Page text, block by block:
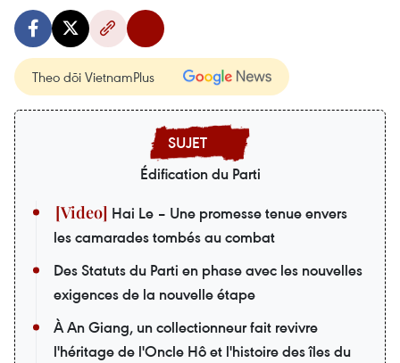
Theo dõi VietnamPlus
Édification du Parti
Hai Le – Une promesse tenue envers
les camarades tombés au combat
Des Statuts du Parti en phase avec les nouvelles
exigences de la nouvelle étape
À An Giang, un collectionneur fait revivre
l'héritage de l'Oncle Hô et l'histoire des îles du